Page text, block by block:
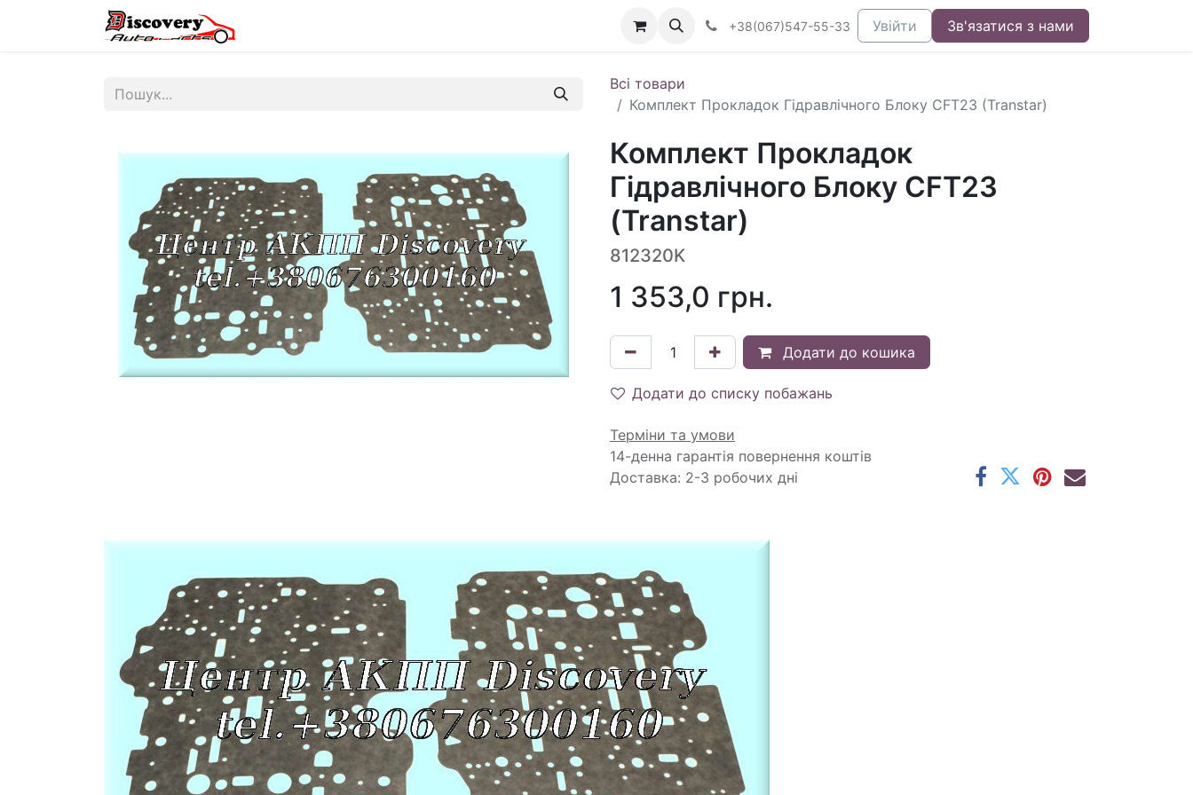
+38(067)547-55-33 Увійти Зв'язатися з нами
Всі товари
Комплект Прокладок Гідравлічного Блоку CFT23 (Transtar)
Комплект Прокладок
Гідравлічного Блоку CFT23
(Transtar)
812320K
1 353,0 грн.
Додати до кошика
Додати до списку побажань
Терміни та умови
14-денна гарантія повернення коштів
Доставка: 2-3 робочих дні